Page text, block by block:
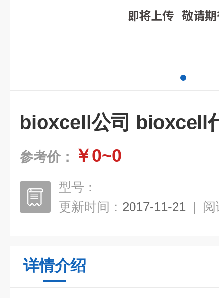
bioxcell公司 bioxcell
参考价： ￥0~0
型号：
更新时间： 2017-11-21 | 阅
详情介绍